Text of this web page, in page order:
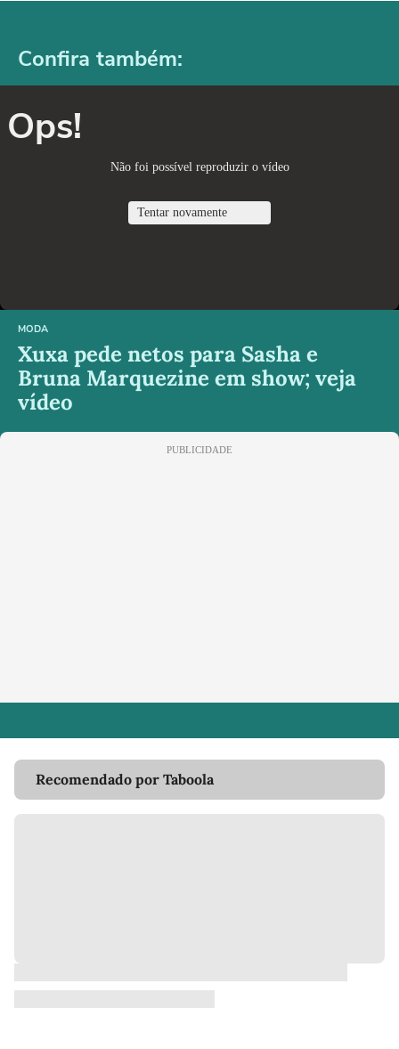
Confira também:
Ops!
Não foi possível reproduzir o vídeo
Tentar novamente
MODA
Xuxa pede netos para Sasha e
Bruna Marquezine em show; veja
vídeo
PUBLICIDADE
Recomendado por Taboola